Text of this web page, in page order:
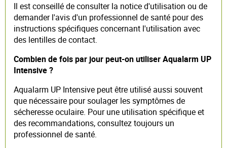
Il est conseillé de consulter la notice d'utilisation ou de
demander l'avis d'un professionnel de santé pour des
instructions spécifiques concernant l'utilisation avec
des lentilles de contact.
Combien de fois par jour peut-on utiliser Aqualarm UP
Intensive ?
Aqualarm UP Intensive peut être utilisé aussi souvent
que nécessaire pour soulager les symptômes de
sécheresse oculaire. Pour une utilisation spécifique et
des recommandations, consultez toujours un
professionnel de santé.